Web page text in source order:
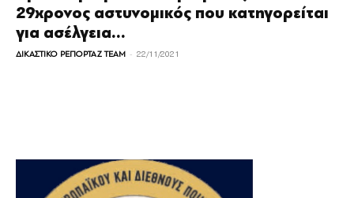
29χρονος αστυνομικός που κατηγορείται
για ασέλγεια...
ΔΙΚΑΣΤΙΚΟ ΡΕΠΟΡΤΑΖ TEAM - 22/11/2021